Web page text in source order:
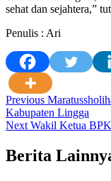
sehat dan sejahtera,”
Penulis : Ari
Post
navigation
Previous
Kabupaten Lingga
Next Wakil Ketua
Berita